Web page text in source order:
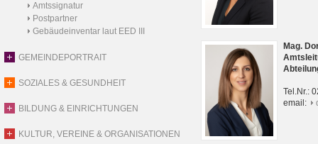
Amtssignatur
Postpartner
Gebäudeinventar laut EED III
GEMEINDEPORTRAIT
SOZIALES & GESUNDHEIT
BILDUNG & EINRICHTUNGEN
KULTUR, VEREINE & ORGANISATIONEN
Mag.
Tel.Nr.:
email: